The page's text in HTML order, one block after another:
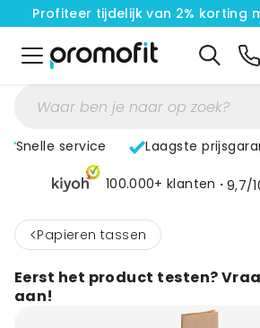
Profiteer tijdelijk van 2% korting
Snelle service Laagste
100.000+ klanten 9,7/
< Papieren tassen
Eerst het product testen?
aan!